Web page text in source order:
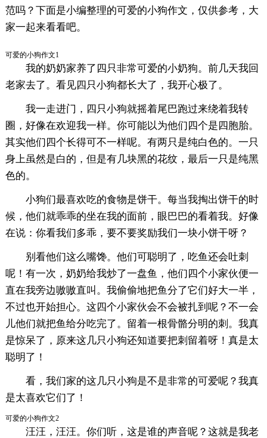
范吗？下面是小编整理的可爱的小狗作文，仅供参考，大
家一起来看看吧。
可爱的小狗作文1
我的奶奶家养了四只非常可爱的小奶狗。前几天我回
老家去了。看见四只小狗都长大了，我开心极了。
我一走进门，四只小狗就摇着尾巴跑过来绕着我转
圈，好像在欢迎我一样。你可能以为他们四个是四胞胎。
其实他们四个长得可不一样呢。有两只是纯白色的。一只
身上虽然是白的，但是有几块黑的花纹，最后一只是纯黑
色的。
小狗们最喜欢吃的食物是饼干。每当我掏出饼干的时
候，他们就乖乖的坐在我的面前，眼巴巴的看着我。好像
在说：你看我们多乖，要不要奖励我们一块小饼干呀？
别看他们这么嘴馋。他们可聪明了，吃鱼还会吐刺
呢！有一次，奶奶给我炒了一盘鱼，他们四个小家伙便一
直在我旁边嗷嗷直叫。我偷偷地把鱼分了它们好大一半，
不过也开始担心。这四个小家伙会不会被扎到呢？不一会
儿他们就把鱼给分吃完了。留着一根骨骼分明的刺。我真
是惊呆了，原来这几只小狗还知道要把刺留着呀！真是太
聪明了！
看，我们家的这几只小狗是不是非常的可爱呢？我真
是太喜欢它们了！
可爱的小狗作文2
汪汪，汪汪。你们听，这是谁的声音呢？这就是我老